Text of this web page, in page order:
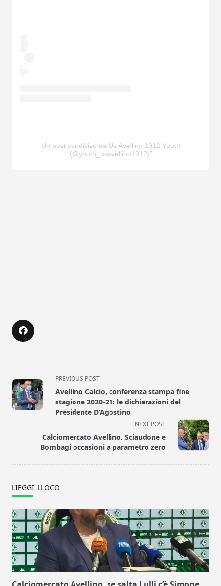
Un post condiviso da Us Avellino 1912 Youth
(@youth_usavellino1912)
<span
class="nav-
subtitle
screen-
text">Page</span>
PREVIOUS POST
Avellino Calcio, conferenza stampa fine
stagione 2020-21: le dichiarazioni del
Presidente D’Agostino
NEXT POST
Calciomercato Avellino, Sciaudone e
Bombagi occasioni a parametro zero
LIEGGI 'LLOCO